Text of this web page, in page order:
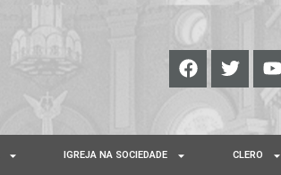
IGREJA NA SOCIEDADE CLERO